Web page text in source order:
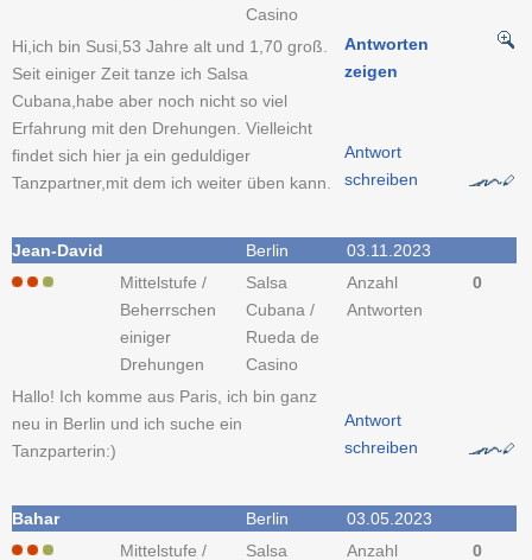
Casino
Hi,ich bin Susi,53 Jahre alt und 1,70 groß.
Seit einiger Zeit tanze ich Salsa
Cubana,habe aber noch nicht so viel
Erfahrung mit den Drehungen. Vielleicht
findet sich hier ja ein geduldiger
Tanzpartner,mit dem ich weiter üben kann.
Antworten
zeigen
Antwort
schreiben
Jean-David Berlin
03.11.2023
Mittelstufe /
Beherrschen
einiger
Drehungen
Salsa
Cubana /
Rueda de
Casino
Anzahl
Antworten
0
Hallo! Ich komme aus Paris, ich bin ganz
neu in Berlin und ich suche ein
Tanzparterin:)
Antwort
schreiben
Bahar Berlin
03.05.2023
Mittelstufe /
Salsa Anzahl 0